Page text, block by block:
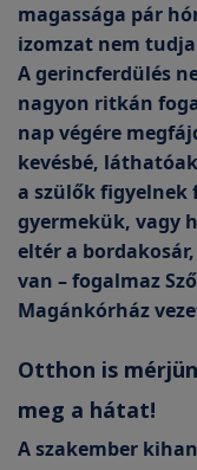
magassága pár
izomzat nem
A gerincferdülés
nagyon ritkán
nap végére
kevésbé,
a szülők figyelnek
gyermekük, vagy
eltér a
van – fogalmaz
Magánkórház
Otthon is
meg a hátat!
A szakember